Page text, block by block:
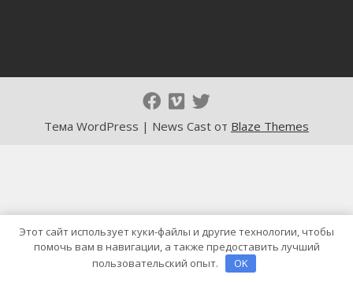
Тема WordPress | News Cast от Blaze Themes
Этот сайт использует куки-файлы и другие технологии, чтобы
помочь вам в навигации, а также предоставить лучший
пользовательский опыт.
OK